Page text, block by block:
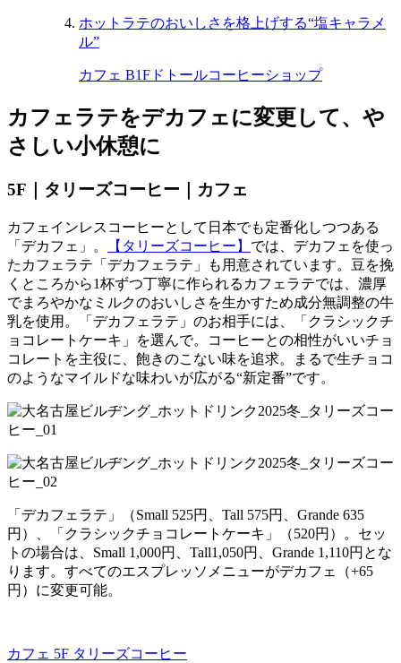
ホットラテのおいしさを格上げする“塩キャラメ
ル”
カフェ B1F ドトールコーヒーショップ
カフェラテをデカフェに変更して、や
さしい小休憩に
5F｜タリーズコーヒー｜カフェ
カフェインレスコーヒーとして日本でも定番化しつつある
「デカフェ」。
【タリーズコーヒー】 では、デカフェを使っ
たカフェラテ「デカフェラテ」も用意されています。豆を挽
くところから1杯ずつ丁寧に作られるカフェラテでは、濃厚
でまろやかなミルクのおいしさを生かすため成分無調整の牛
乳を使用。「デカフェラテ」のお相手には、「クラシックチ
ョコレートケーキ」を選んで。コーヒーとの相性がいいチョ
コレートを主役に、飽きのこない味を追求。まるで生チョコ
のようなマイルドな味わいが広がる“新定番”です。
「デカフェラテ」（Small 525円、Tall 575円、Grande 635
円）、「クラシックチョコレートケーキ」（520円）。セッ
トの場合は、Small 1,000円、Tall1,050円、Grande 1,110円とな
ります。すべてのエスプレッソメニューがデカフェ（+65
円）に変更可能。
カフェ 5F タリーズコーヒー